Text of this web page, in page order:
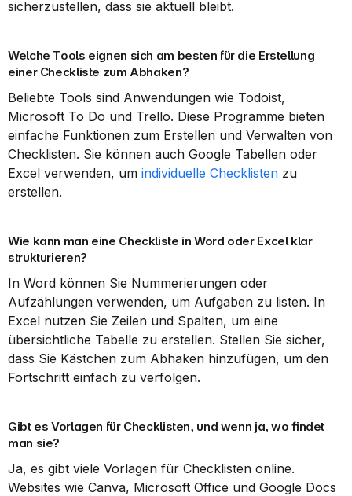
sicherzustellen, dass sie aktuell bleibt.
Welche Tools eignen sich am besten für die Erstellung
einer Checkliste zum Abhaken?
Beliebte Tools sind Anwendungen wie Todoist,
Microsoft To Do und Trello. Diese Programme bieten
einfache Funktionen zum Erstellen und Verwalten von
Checklisten. Sie können auch Google Tabellen oder
Excel verwenden, um individuelle Checklisten zu
erstellen.
Wie kann man eine Checkliste in Word oder Excel klar
strukturieren?
In Word können Sie Nummerierungen oder
Aufzählungen verwenden, um Aufgaben zu listen. In
Excel nutzen Sie Zeilen und Spalten, um eine
übersichtliche Tabelle zu erstellen. Stellen Sie sicher,
dass Sie Kästchen zum Abhaken hinzufügen, um den
Fortschritt einfach zu verfolgen.
Gibt es Vorlagen für Checklisten, und wenn ja, wo findet
man sie?
Ja, es gibt viele Vorlagen für Checklisten online.
Websites wie Canva, Microsoft Office und Google Docs